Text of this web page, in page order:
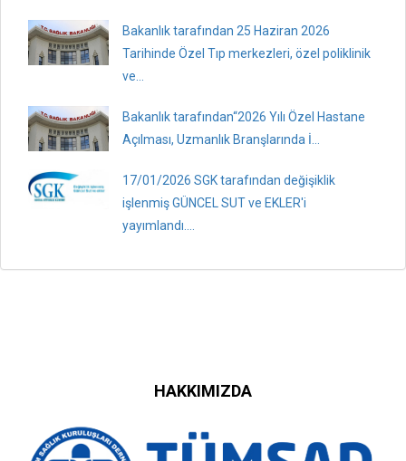
Bakanlık tarafından 25 Haziran 2026
Tarihinde Özel Tıp merkezleri, özel poliklinik
ve...
Bakanlık tarafından“2026 Yılı Özel Hastane
Açılması, Uzmanlık Branşlarında İ...
17/01/2026 SGK tarafından değişiklik
işlenmiş GÜNCEL SUT ve EKLER'i
yayımlandı....
HAKKIMIZDA